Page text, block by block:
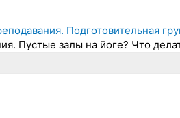
Подготовительная
Пустые залы на йоге? Что